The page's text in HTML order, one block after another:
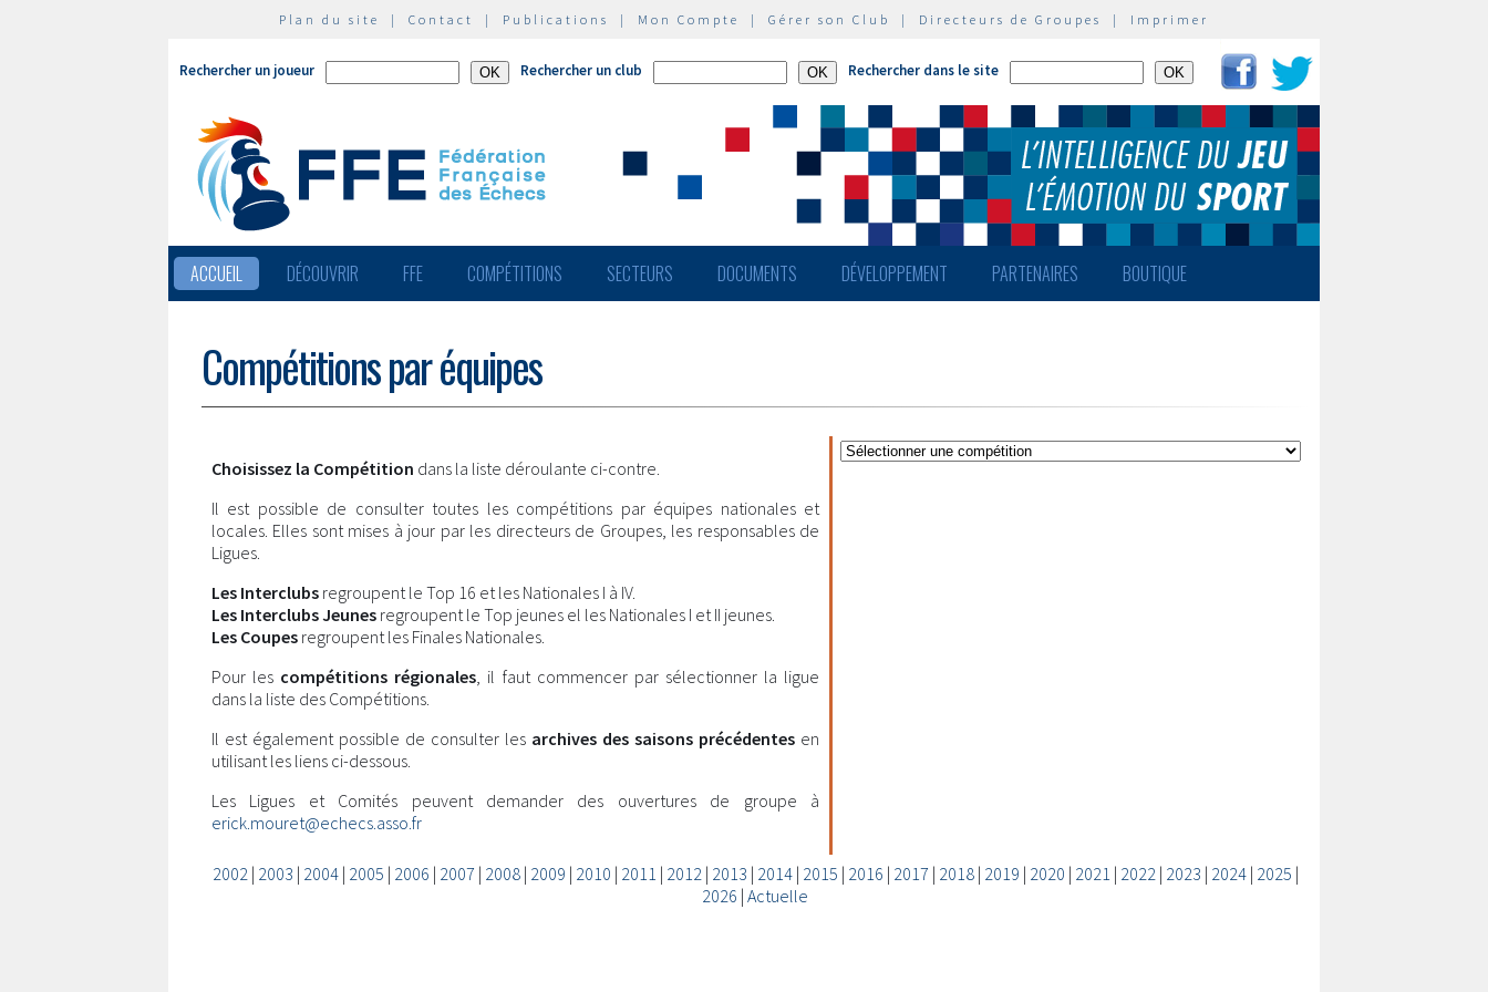
Plan du site | Contact | Publications | Mon Compte | Gérer son Club | Directeurs de Groupes | Imprimer
Rechercher un joueur Rechercher un club Rechercher dans le site
ACCUEIL DÉCOUVRIR FFE COMPÉTITIONS SECTEURS DOCUMENTS DÉVELOPPEMENT PARTENAIRES BOUTIQUE
Compétitions par équipes
Choisissez la Compétition dans la liste déroulante ci-contre.
Il est possible de consulter toutes les compétitions par équipes nationales et
locales. Elles sont mises à jour par les directeurs de Groupes, les responsables de
Ligues.
Les Interclubs regroupent le Top 16 et les Nationales I à IV.
Les Interclubs Jeunes regroupent le Top jeunes el les Nationales I et II jeunes.
Les Coupes regroupent les Finales Nationales.
Pour les compétitions régionales, il faut commencer par sélectionner la ligue
dans la liste des Compétitions.
Il est également possible de consulter les archives des saisons précédentes en
utilisant les liens ci-dessous.
Les Ligues et Comités peuvent demander des ouvertures de groupe à
erick.mouret@echecs.asso.fr
2002| 2003 | 2004| 2005 | 2006 | 2007 | 2008| 2009 | 2010 | 2011 | 2012| 2013 | 2014| 2015 | 2016 | 2017 | 2018| 2019 | 2020 | 2021 | 2022| 2023 | 2024| 2025 |
2026 | Actuelle